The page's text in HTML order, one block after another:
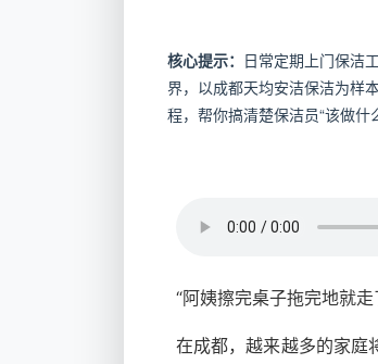
核心提示： 日常定期上门保洁
界，以成都天均安洁保洁为样
程，帮你搞清楚保洁员“该做什
“阿姨擦完桌子拖完地就
在成都，越来越多的家庭